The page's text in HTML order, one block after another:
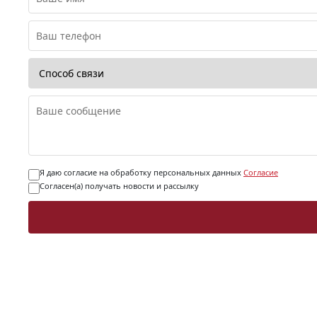
Я даю согласие на обработку персональных данных Согласие
Согласен(а) получать новости и рассылку